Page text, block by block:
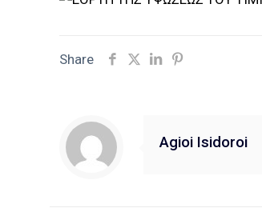
Share
Agioi Isidoroi